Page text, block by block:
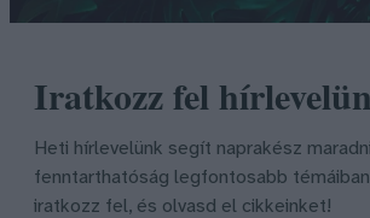
Iratkozz fel
Heti hírlevelünk segít naprakész
fenntarthatóság legfontosabb
iratkozz fel, és olvasd el cikkeinket!